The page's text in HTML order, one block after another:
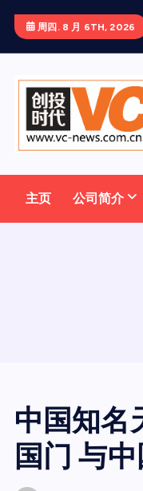
正
周四. 8 月 6TH, 2026
主页 公司简介
中国知名
国门 与